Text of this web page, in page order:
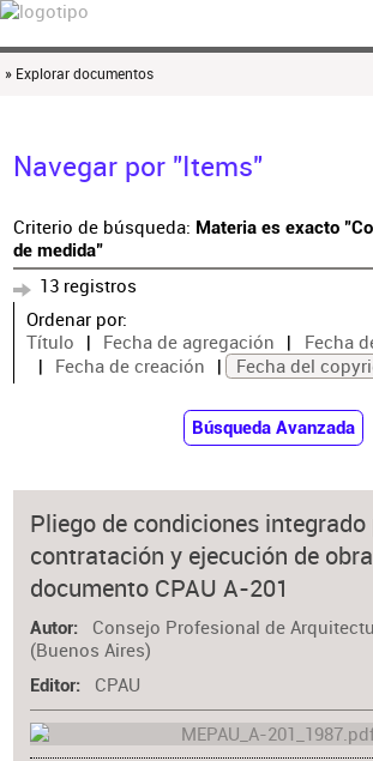
» Explorar documentos
Navegar por "Items"
Criterio de búsqueda: Materia es exacto
de medida"
13 registros
Ordenar por:
Título
Fecha de agregación
Fecha
Fecha de creación
Fecha del
Búsqueda Avanzada
Pliego de condiciones integrado
contratación y ejecución de
documento CPAU A-201
Autor
Consejo Profesional de
(Buenos Aires)
Editor CPAU